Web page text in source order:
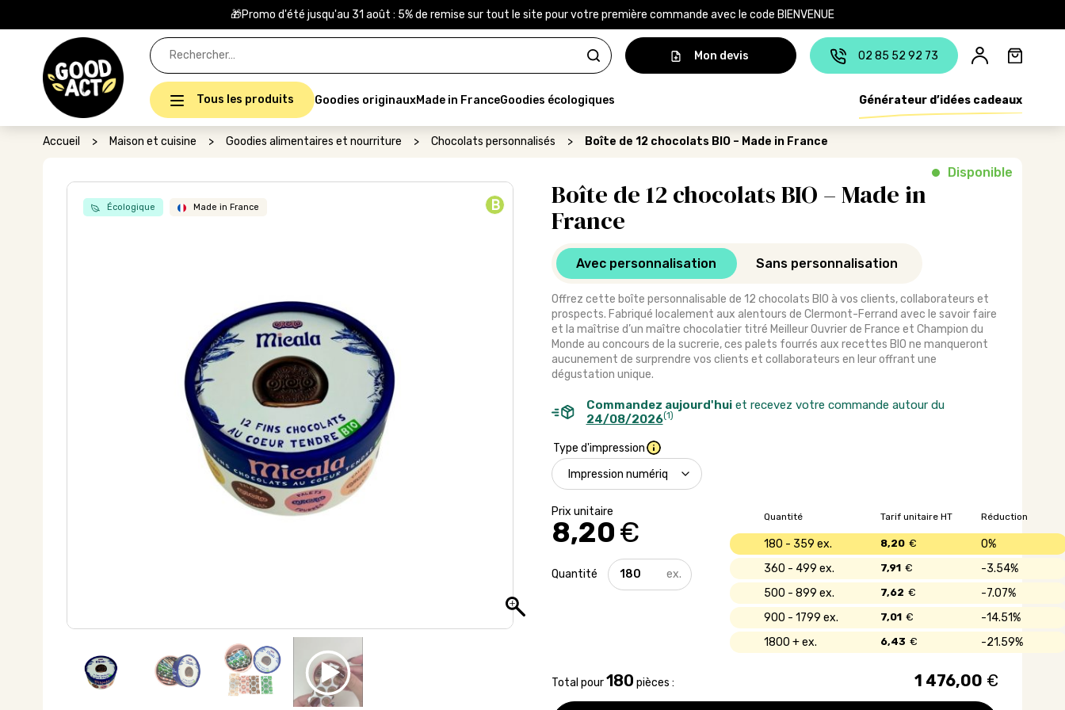
🎁Promo d'été jusqu'au 31 août : 5% de remise sur tout le site pour votre première commande avec le code BIENVENUE
Rechercher :
Mon devis
02 85 52 92 73
Tous les produits Goodies originauxMade in FranceGoodies écologiques Générateur d’idées cadeaux
Accueil > Maison et cuisine > Goodies alimentaires et nourriture > Chocolats personnalisés > Boîte de 12 chocolats BIO – Made in France
Écologique Made in France B
Boîte de 12 chocolats BIO – Made in
France
Disponible
Avec personnalisation Sans personnalisation
Offrez cette boîte personnalisable de 12 chocolats BIO à vos clients, collaborateurs et
prospects. Fabriqué localement aux alentours de Clermont-Ferrand avec le savoir faire
et la maîtrise d’un maître chocolatier titré Meilleur Ouvrier de France et Champion du
Monde au concours de la sucrerie, ces palets fourrés aux recettes BIO ne manqueront
aucunement de surprendre vos clients et collaborateurs en leur offrant une
dégustation unique.
Commandez aujourd'huiet recevez votre commande autour du
24/08/2026(1)
Type d'impression
8,20€
quantité
de
Made
in
Quantité Réduction
Tarif unitaire HT
180 - 359 0%
8,20 €
360 - 499 3.54%
7,91 €
500 - 899 7.07%
7,62 €
900 - 1799 14.51%
7,01 €
1800 + 21.59%
6,43 €
Total pour180 pièces : 1 476,00 €